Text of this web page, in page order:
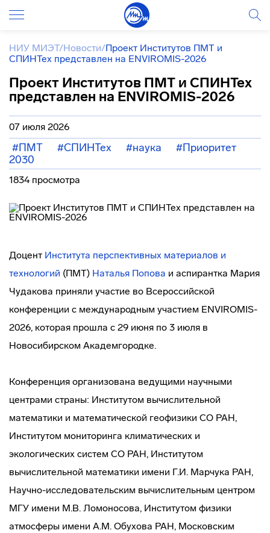
НИУ МИЭТ/Новости/Проект Институтов ПМТ и
СПИНТех представлен на ENVIROMIS-2026
Проект Институтов ПМТ и СПИНТех
представлен на ENVIROMIS-2026
07 июля 2026
#ПМТ #СПИНТех #наука
#Приоритет
2030
1834 просмотра
Доцент Института перспективных материалов и
технологий (ПМТ) Наталья Попова и аспирантка Мария
Чудакова приняли участие во Всероссийской
конференции с международным участием ENVIROMIS-
2026, которая прошла с 29 июня по 3 июля в
Новосибирском Академгородке.
Конференция организована ведущими научными
центрами страны: Институтом вычислительной
математики и математической геофизики СО РАН,
Институтом мониторинга климатических и
экологических систем СО РАН, Институтом
вычислительной математики имени Г.И. Марчука РАН,
Научно-исследовательским вычислительным центром
МГУ имени М.В. Ломоносова, Институтом физики
атмосферы имени А.М. Обухова РАН, Московским